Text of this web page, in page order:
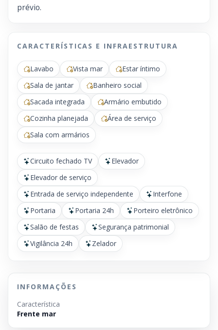
prévio.
CARACTERÍSTICAS E INFRAESTRUTURA
Lavabo Vista mar
Estar íntimo
Sala de jantar
Banheiro social
Sacada integrada
Armário embutido
Cozinha planejada
Área de serviço
Sala com armários
Circuito fechado TV
Elevador
Elevador de serviço
Entrada de serviço independente
Interfone
Portaria
Portaria 24h
Porteiro eletrônico
Salão de festas
Segurança patrimonial
Vigilância 24h
Zelador
INFORMAÇÕES
Característica
Frente mar